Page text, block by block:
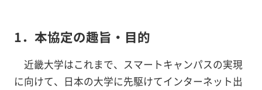
1．本協定の趣旨・目的
近畿大学はこれまで、スマートキャンパスの実現
に向けて、日本の大学に先駆けてインターネット出